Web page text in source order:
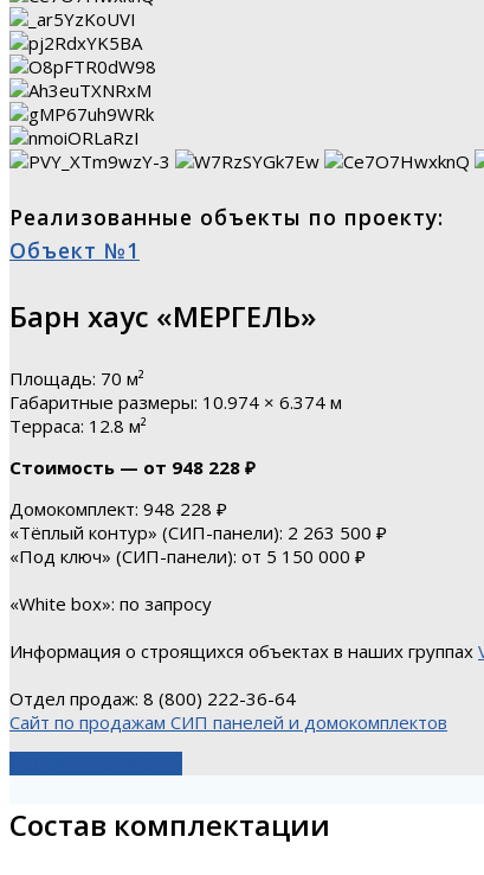
Реализованные объекты по проекту:
Объект №1
Барн хаус «МЕРГЕЛЬ»
Площадь: 70 м²
Габаритные размеры: 10.974 × 6.374 м
Терраса: 12.8 м²
Стоимость — от 948 228 ₽
Домокомплект: 948 228 ₽
«Тёплый контур» (СИП-панели): 2 263 500 ₽
«Под ключ» (СИП-панели): от 5 150 000 ₽
«White box»: по запросу
Информация о строящихся объектах в наших группах
Отдел продаж: 8 (800) 222-36-64
Сайт по продажам СИП панелей и домокомплектов
Состав комплектации